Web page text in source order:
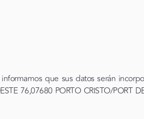
que sus datos serán
76,07680 PORTO CRISTO/PORT